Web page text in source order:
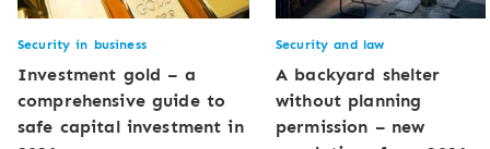
Security in business
Investment gold – a
comprehensive guide to
safe capital investment in
Security and law
A backyard shelter
without planning
permission – new